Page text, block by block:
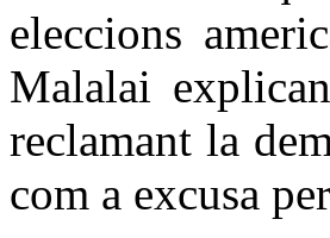
eleccions
Malalai
reclamant la
com a excusa